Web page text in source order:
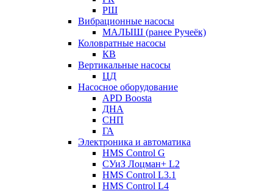
РШ
Вибрационные насосы
МАЛЫШ (ранее Ручеёк)
Коловратные насосы
КВ
Вертикальные насосы
ЦД
Насосное оборудование
APD Boosta
ДНА
СНП
ГА
Электроника и автоматика
HMS Control G
СУиЗ Лоцман+ L2
HMS Control L3.1
HMS Control L4